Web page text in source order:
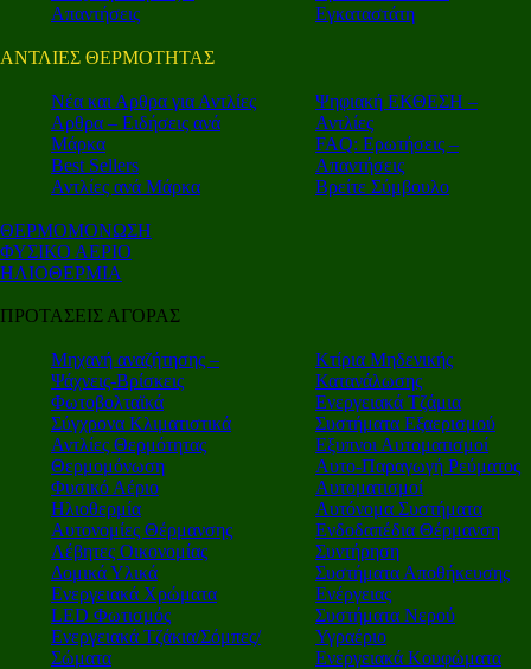
Απαντήσεις
Εγκαταστάτη
ΑΝΤΛΙΕΣ ΘΕΡΜΟΤΗΤΑΣ
Nέα και Αρθρα για Αντλίες
Αρθρα – Ειδήσεις ανά
Μάρκα
Best Sellers
Αντλίες ανά Μάρκα
Ψηφιακή ΕΚΘΕΣΗ –
Αντλίες
FAQ: Ερωτήσεις –
Απαντήσεις
Βρείτε Σύμβουλο
ΘΕΡΜΟΜΟΝΩΣΗ
ΦΥΣΙΚΟ ΑΕΡΙΟ
ΗΛΙΟΘΕΡΜΙΑ
ΠΡΟΤΑΣΕΙΣ ΑΓΟΡΑΣ
Μηχανή αναζήτησης –
Ψάχνεις-Βρίσκεις
Φωτοβολταϊκά
Σύγχρονα Κλιματιστικά
Αντλίες Θερμότητας
Θερμομόνωση
Φυσικό Αέριο
Ηλιοθερμία
Αυτονομίες Θέρμανσης
Λέβητες Οικονομίας
Δομικά Υλικά
Ενεργειακά Χρώματα
LED Φωτισμός
Ενεργειακά Τζάκια/Σόμπες/
Σώματα
Κτίρια Μηδενικής
Κατανάλωσης
Ενεργειακά Τζάμια
Συστήματα Εξαερισμού
Εξυπνοι Αυτοματισμοί
Αυτο-Παραγωγή Ρεύματος
Αυτοματισμοί
Αυτόνομα Συστήματα
Ενδοδαπέδια Θέρμανση
Συντήρηση
Συστήματα Αποθήκευσης
Ενέργειας
Συστήματα Νερού
Υγραέριο
Ενεργειακά Κουφώματα